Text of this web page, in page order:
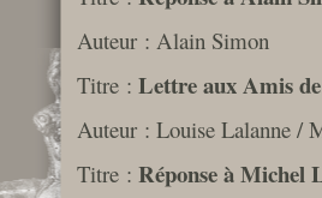
Auteur : Alain Simon
Titre : Lettre aux Amis
Auteur : Louise Lalanne /
Titre : Réponse à Michel